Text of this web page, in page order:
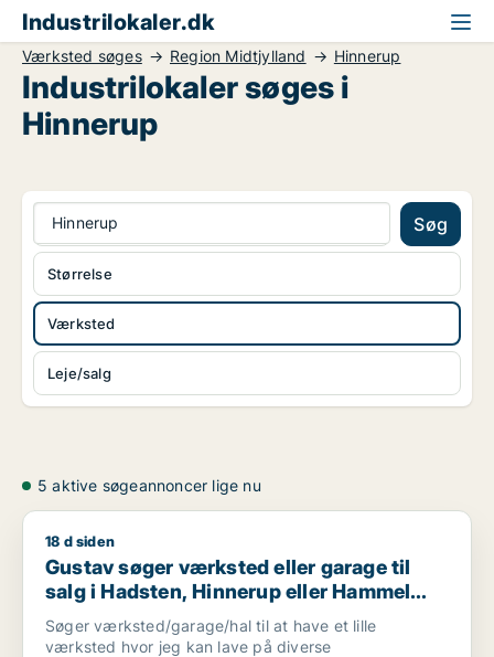
Industrilokaler.dk
Værksted søges Region Midtjylland Hinnerup
Industrilokaler søges i
Hinnerup
Hinnerup Søg
Værksted
Leje/salg
Størrelse
5 aktive søgeannoncer lige nu
Gustav søger værksted eller garage til salg i Hadsten,
18 d siden
Gustav søger værksted eller garage til
salg i Hadsten, Hinnerup eller Hammel
m.fl.
Søger værksted/garage/hal til at have et lille
værksted hvor jeg kan lave på diverse